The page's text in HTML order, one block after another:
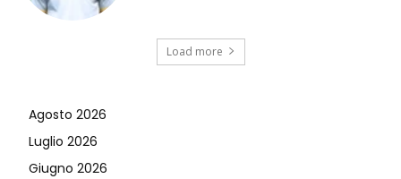
Load more
Agosto 2026
Luglio 2026
Giugno 2026